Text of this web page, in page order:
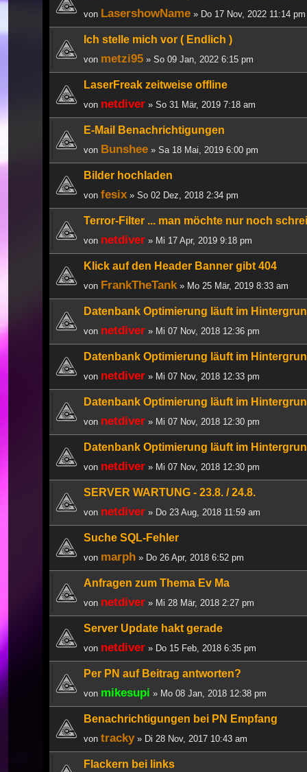
von LasershowName » Do 17 Nov, 2022 11:14 pm
Ich stelle mich vor ( Endlich )
von metzi95 » So 09 Jan, 2022 6:15 pm
LaserFreak zeitweise offline
von netdiver » So 31 Mär, 2019 7:18 am
E-Mail Benachrichtigungen
von Bunshee » Sa 18 Mai, 2019 6:00 pm
Bilder hochladen
von fesix » So 02 Dez, 2018 2:34 pm
Terror-Filter ... man möchte nur noch
von netdiver » Mi 17 Apr, 2019 9:18 pm
Klick auf den Header Banner gibt 404
von FrankTheTank » Mo 25 Mär, 2019 8:33 am
Datenbank Optimierung läuft im
von netdiver » Mi 07 Nov, 2018 12:36 pm
Datenbank Optimierung läuft im
von netdiver » Mi 07 Nov, 2018 12:33 pm
Datenbank Optimierung läuft im
von netdiver » Mi 07 Nov, 2018 12:30 pm
Datenbank Optimierung läuft im
von netdiver » Mi 07 Nov, 2018 12:30 pm
SERVER WARTUNG - 23.8. / 24.8.
von netdiver » Do 23 Aug, 2018 11:59 am
Suche SQL-Fehler
von marph » Do 26 Apr, 2018 6:52 pm
Anfragen zum Thema Ev Ma
von netdiver » Mi 28 Mär, 2018 2:27 pm
Server Update hakt gerade
von netdiver » Do 15 Feb, 2018 6:35 pm
Per PN auf Beitrag antworten?
von mikesupi » Mo 08 Jan, 2018 12:38 pm
Benachrichtigungen bei PN Empfang
von tracky» Di 28 Nov, 2017 10:43 am
Flackern bei links